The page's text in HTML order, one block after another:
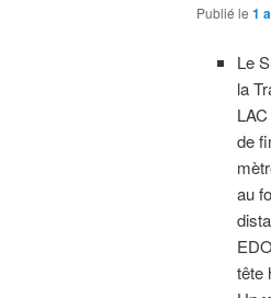
Publié le 1
Le
la
de
au
tête